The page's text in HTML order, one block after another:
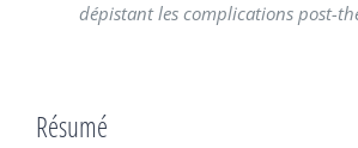
dépistant les complications post-
Résumé